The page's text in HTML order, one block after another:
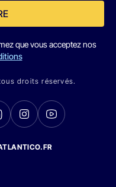
que vous acceptez nos
droits réservés.